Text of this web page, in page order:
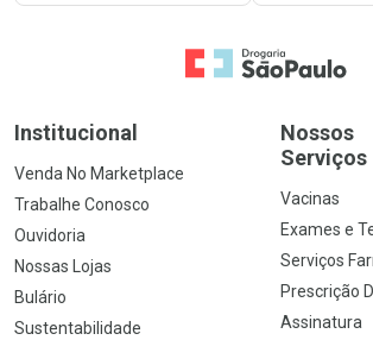
Ir para a Home
Institucional
Venda No Marketplace
Trabalhe Conosco
Ouvidoria
Nossas Lojas
Bulário
Sustentabilidade
Nossos
Serviços
Vacinas
Exames e
Serviços
Prescrição
Assinatura